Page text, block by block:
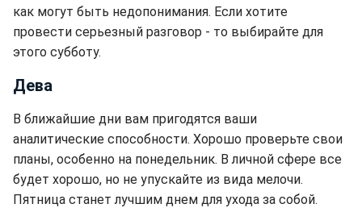
как могут быть недопонимания. Если хотите
провести серьезный разговор - то выбирайте для
этого субботу.
Дева
В ближайшие дни вам пригодятся ваши
аналитические способности. Хорошо проверьте свои
планы, особенно на понедельник. В личной сфере все
будет хорошо, но не упускайте из вида мелочи.
Пятница станет лучшим днем для ухода за собой.